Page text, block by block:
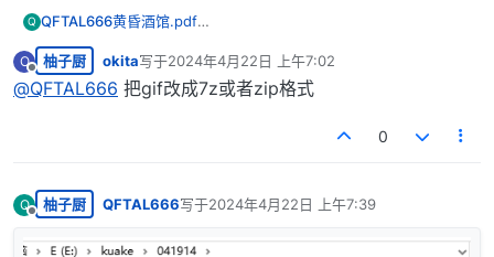
Q QFTAL666黄昏酒馆.pdf
O
离线
柚子厨 okita写于2024年4月22日 上午7:02
最后由 编辑
@QFTAL666 把gif改成7z或者zip格式
0
Q
离线
柚子厨 QFTAL666写于2024年4月22日 上午7:39
最后由 编辑